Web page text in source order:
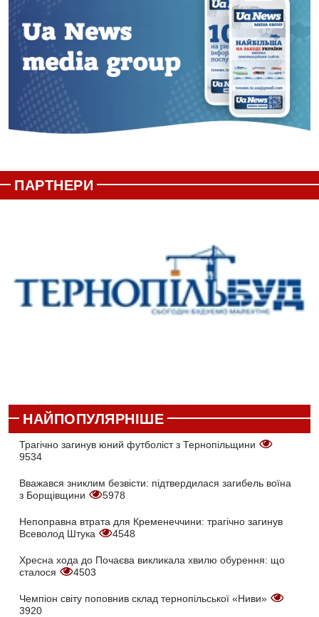
ПАРТНЕРИ
НАЙПОПУЛЯРНІШЕ
Трагічно загинув юний футболіст з Тернопільщини
9534
Вважався зниклим безвісти: підтвердилася загибель воїна
з Борщівщини
5978
Непоправна втрата для Кременеччини: трагічно загинув
Всеволод Штука
4548
Хресна хода до Почаєва викликала хвилю обурення: що
сталося
4503
Чемпіон світу поповнив склад тернопільської «Ниви»
3920